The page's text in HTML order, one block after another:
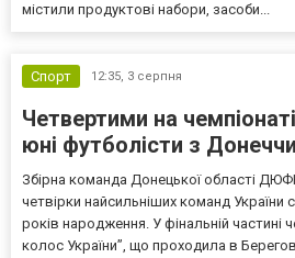
містили продуктові набори, засоби...
Спорт 12:35, 3 серпня
Четвертими на
юні футболісти з
Збірна команда Донецької області
четвірки найсильніших команд України
років народження. У фінальній частині
колос України”, що проходила в